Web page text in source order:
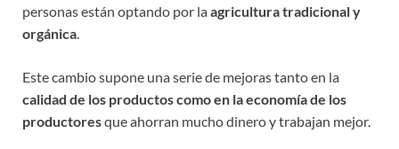
personas están optando por laagricultura tradicional y
orgánica
Este cambio supone una serie de mejoras tanto en la
calidad de los productos como en la economía de los
productoresque ahorran mucho dinero y trabajan mejor.